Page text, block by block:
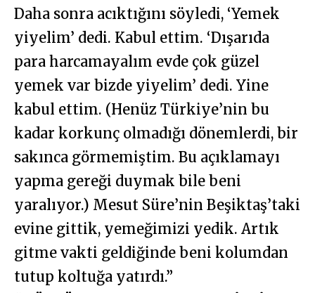
Daha sonra acıktığını söyledi, ‘Yemek
yiyelim’ dedi. Kabul ettim. ‘Dışarıda
para harcamayalım evde çok güzel
yemek var bizde yiyelim’ dedi. Yine
kabul ettim. (Henüz Türkiye’nin bu
kadar korkunç olmadığı dönemlerdi, bir
sakınca görmemiştim. Bu açıklamayı
yapma gereği duymak bile beni
yaralıyor.) Mesut Süre’nin Beşiktaş’taki
evine gittik, yemeğimizi yedik. Artık
gitme vakti geldiğinde beni kolumdan
tutup koltuğa yatırdı.”